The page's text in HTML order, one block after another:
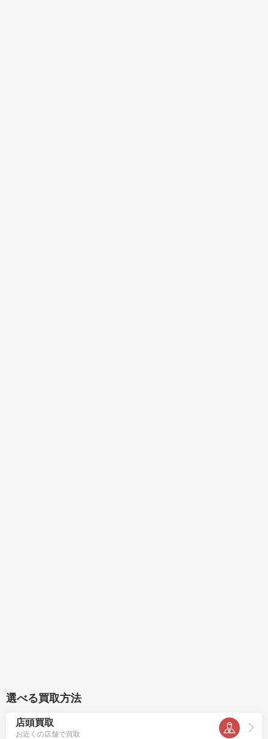
選べる買取方法
店頭買取
お近くの店舗で買取